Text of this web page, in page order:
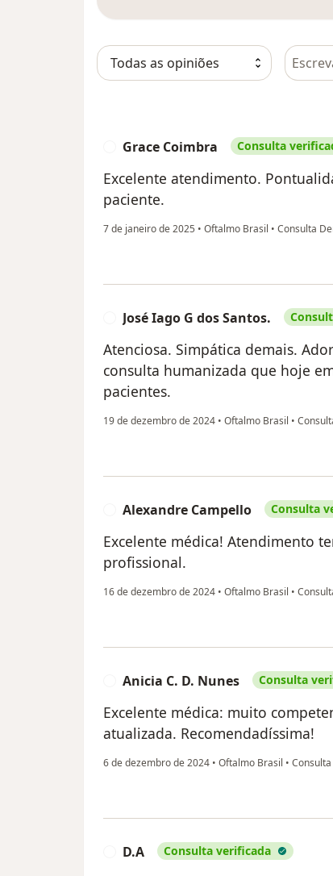
Grace Coimbra Consulta
Excelente atendimento.
paciente.
7 de janeiro de 2025 • Oftalmo Brasil • Consulta
José Iago G dos Santos.
Atenciosa. Simpática demais.
consulta humanizada que hoje
pacientes.
19 de dezembro de 2024 • Oftalmo Brasil •
Alexandre Campello Consulta
Excelente médica! Atendimento
profissional.
16 de dezembro de 2024 • Oftalmo Brasil •
Anicia C. D. Nunes Consulta
Excelente médica: muito
atualizada. Recomendadíssima!
6 de dezembro de 2024 • Oftalmo Brasil •
D.A Consulta verificada